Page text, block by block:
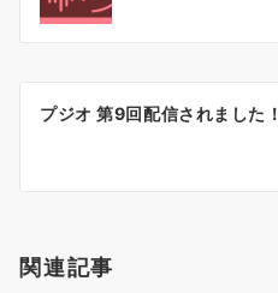
ビ
ン
プジオ 第9回配信されました！
関連記事